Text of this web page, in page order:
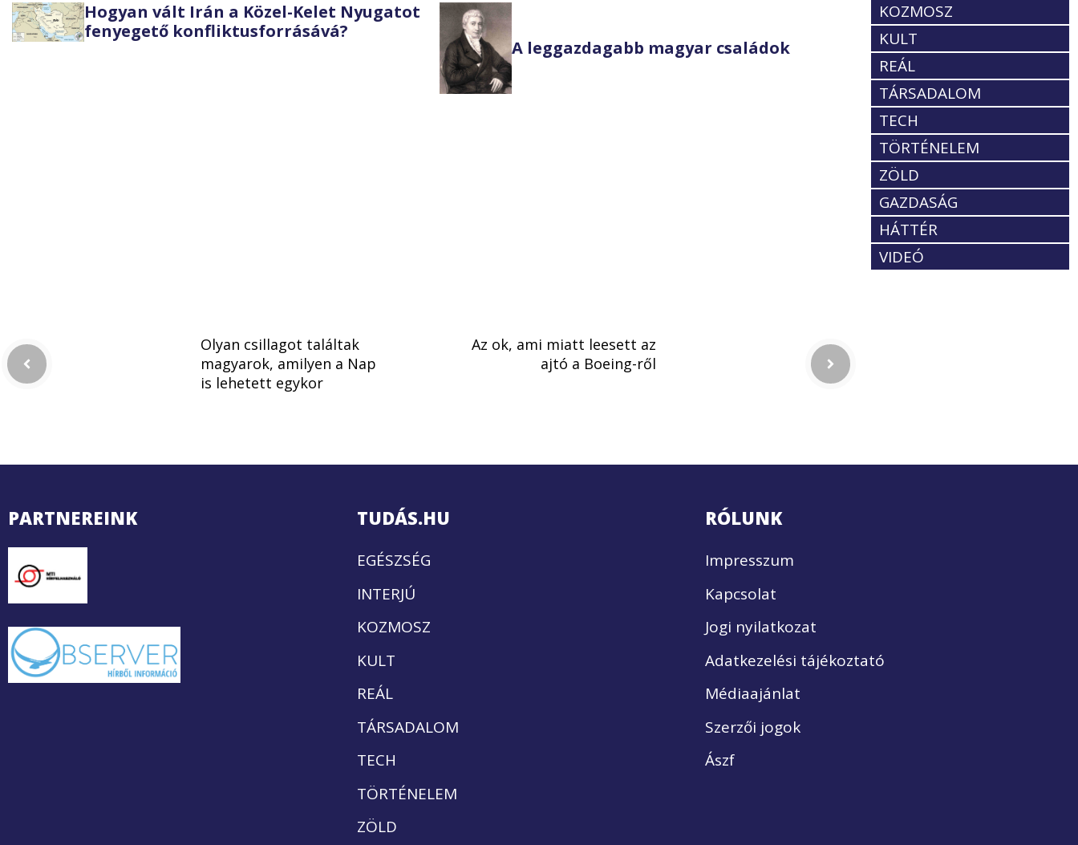
Hogyan vált Irán a Közel-Kelet Nyugatot
fenyegető konfliktusforrásává?
A leggazdagabb magyar családok
KOZMOSZ
KULT
REÁL
TÁRSADALOM
TECH
TÖRTÉNELEM
ZÖLD
GAZDASÁG
HÁTTÉR
VIDEÓ
Olyan csillagot találtak
magyarok, amilyen a Nap
is lehetett egykor
Az ok, ami miatt leesett az
ajtó a Boeing-ről
PARTNEREINK TUDÁS.HU
EGÉSZSÉG
INTERJÚ
KOZMOSZ
KULT
REÁL
TÁRSADALOM
TECH
TÖRTÉNELEM
ZÖLD
RÓLUNK
Impresszum
Kapcsolat
Jogi nyilatkozat
Adatkezelési tájékoztató
Médiaajánlat
Szerzői jogok
Ászf